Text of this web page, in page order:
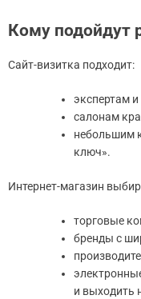
Кому подойдут
Сайт-визитка подходит:
экспертам
салонам
небольшим
ключ».
Интернет-магазин
торговые
бренды с
и выходить